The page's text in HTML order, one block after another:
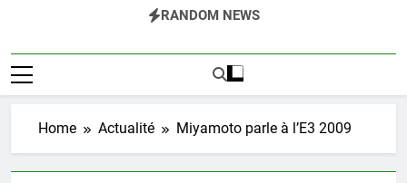
Zelda, Splatoon, Pokemon Entre Autres
RANDOM NEWS
Home Actualité Miyamoto parle à l’E3 2009